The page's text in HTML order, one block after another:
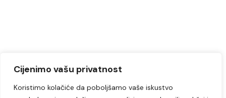
Cijenimo vašu privatnost
Koristimo kolačiće da poboljšamo vaše iskustvo